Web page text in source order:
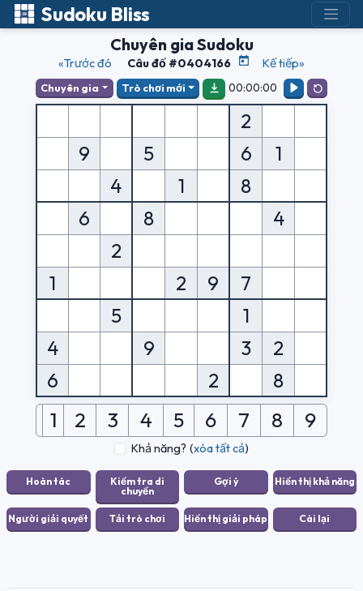
Sudoku Bliss
Chuyên gia Sudoku
«Trước đó Câu đố #0404166 Kế tiếp»
Chuyên gia Trò chơi mới 00:00:00
2
9
5 6
1
4
1
8
6
8
4
2
1
2 9
7
5
1
4
9 3
2
6
2 8
1 2 3 4 5 6 7 8 9
Khả năng? (xóa tất cả)